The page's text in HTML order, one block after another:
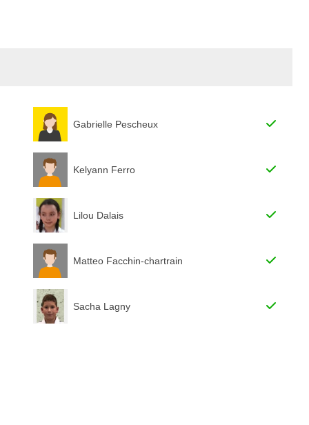
Gabrielle Pescheux
Kelyann Ferro
Lilou Dalais
Matteo Facchin-chartrain
Sacha Lagny